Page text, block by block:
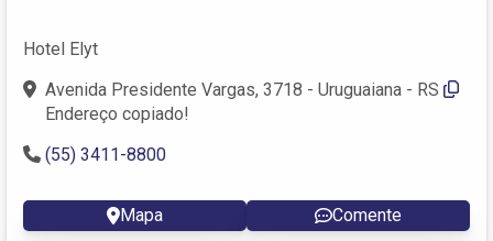
Hotel Elyt
Avenida Presidente Vargas, 3718 - Uruguaiana - RS
Endereço copiado!
(55) 3411-8800
Mapa Comente